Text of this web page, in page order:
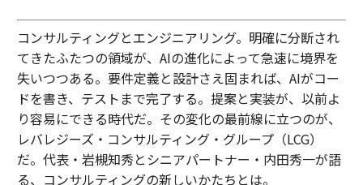
コンサルティングとエンジニアリング。明確に分断され
てきたふたつの領域が、AIの進化によって急速に境界を
失いつつある。要件定義と設計さえ固まれば、AIがコー
ドを書き、テストまで完了する。提案と実装が、以前よ
り容易にできる時代だ。その変化の最前線に立つのが、
レバレジーズ・コンサルティング・グループ（LCG）
だ。代表・岩槻知秀とシニアパートナー・内田秀一が語
る、コンサルティングの新しいかたちとは。